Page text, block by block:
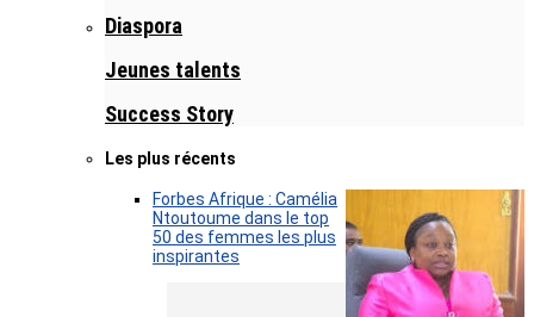
Diaspora
Jeunes talents
Success Story
Les plus récents
Forbes Afrique : Camélia
Ntoutoume dans le top
50 des femmes les plus
inspirantes